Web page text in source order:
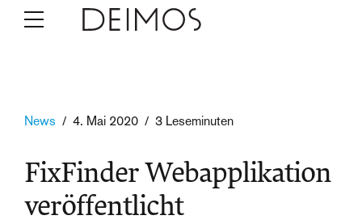
News 4. Mai 2020 3 Leseminuten
FixFinder Webapplikation
veröffentlicht